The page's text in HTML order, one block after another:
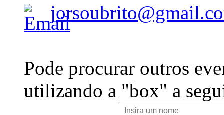
Pode procurar outros
utilizando a "box" a